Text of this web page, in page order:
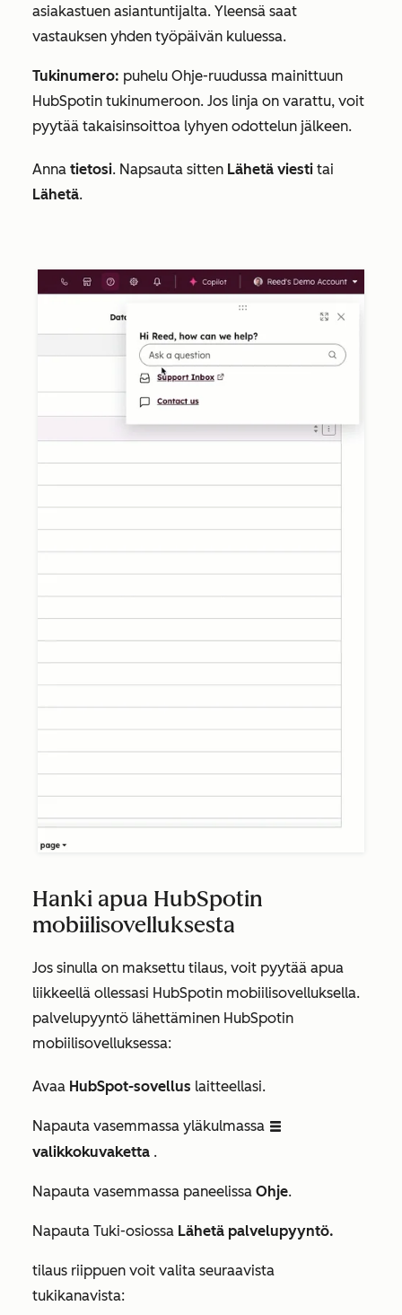
asiakastuen asiantuntijalta. Yleensä saat
vastauksen yhden työpäivän kuluessa.
Tukinumero: puhelu Ohje-ruudussa mainittuun
HubSpotin tukinumeroon. Jos linja on varattu, voit
pyytää takaisinsoittoa lyhyen odottelun jälkeen.
Anna tietosi. Napsauta sitten Lähetä viesti tai
Lähetä.
Hanki apua HubSpotin
mobiilisovelluksesta
Jos sinulla on maksettu tilaus, voit pyytää apua
liikkeellä ollessasi HubSpotin mobiilisovelluksella.
palvelupyyntö lähettäminen HubSpotin
mobiilisovelluksessa:
Avaa HubSpot-sovellus laitteellasi.
Napauta vasemmassa yläkulmassa listView
valikkokuvaketta .
Napauta vasemmassa paneelissa Ohje.
Napauta Tuki-osiossa Lähetä palvelupyyntö.
tilaus riippuen voit valita seuraavista
tukikanavista: